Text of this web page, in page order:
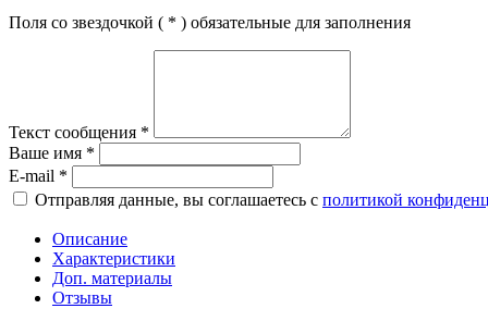
Поля со звездочкой ( * ) обязательные для заполнения
Текст сообщения *
Ваше имя *
E-mail *
Отправляя данные, вы соглашаетесь с политикой
Описание
Характеристики
Доп. материалы
Отзывы